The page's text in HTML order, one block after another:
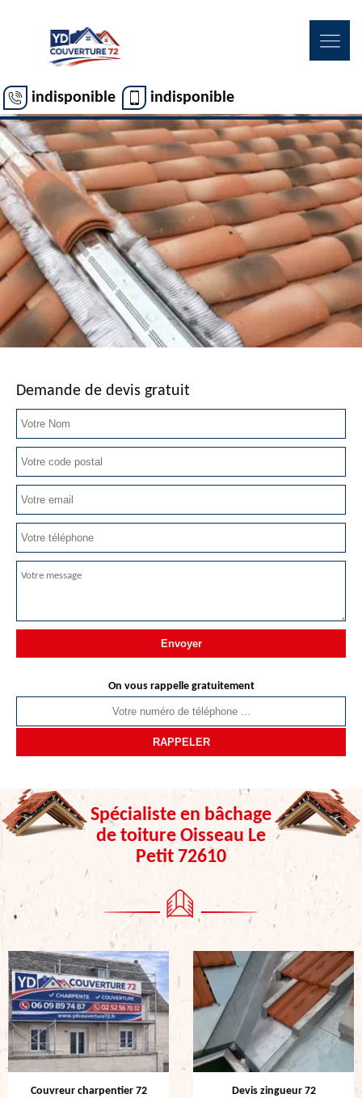
indisponible indisponible
Demande de devis gratuit
On vous rappelle gratuitement
Spécialiste en bâchage
de toiture Oisseau Le
Petit 72610
Couvreur charpentier 72 Devis zingueur 72